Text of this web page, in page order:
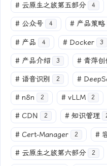
# 云原生之旅第五部分 4
# 公众号 4 # 产品策略
# 产品 4 # Docker 3
# 产品介绍 3 # 青萍创
# 语音识别 2 #
# n8n 2 # vLLM 2
# CDN 2 # 知识管理
# Cert-Manager 2 #
# 云原生之旅第六部分 2